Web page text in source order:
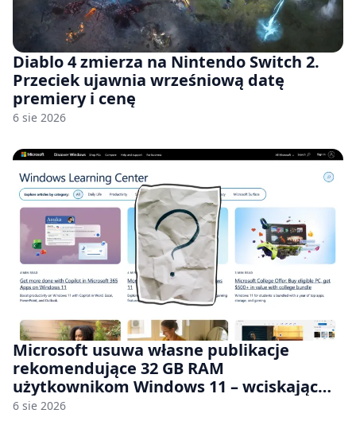
Diablo 4 zmierza na Nintendo Switch 2.
Przeciek ujawnia wrześniową datę
premiery i cenę
6 sie 2026
Microsoft usuwa własne publikacje
rekomendujące 32 GB RAM
użytkownikom Windows 11 – wciskając
nam przy tym komputery z 8 GB RAM po
6 sie 2026